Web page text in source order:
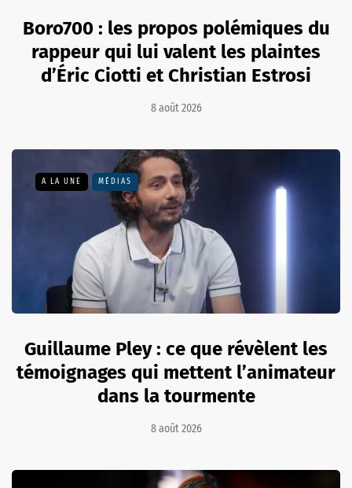
Boro700 : les propos polémiques du
rappeur qui lui valent les plaintes
d’Éric Ciotti et Christian Estrosi
8 août 2026
A LA UNE MÉDIAS
Guillaume Pley : ce que révèlent les
témoignages qui mettent l’animateur
dans la tourmente
8 août 2026